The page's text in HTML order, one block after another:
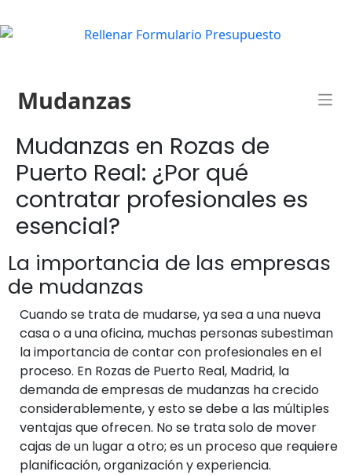
Mudanzas
Mudanzas en Rozas de
Puerto Real: ¿Por qué
contratar profesionales es
esencial?
La importancia de las empresas
de mudanzas
Cuando se trata de mudarse, ya sea a una nueva
casa o a una oficina, muchas personas subestiman
la importancia de contar con profesionales en el
proceso. En Rozas de Puerto Real, Madrid, la
demanda de empresas de mudanzas ha crecido
considerablemente, y esto se debe a las múltiples
ventajas que ofrecen. No se trata solo de mover
cajas de un lugar a otro; es un proceso que requiere
planificación, organización y experiencia.